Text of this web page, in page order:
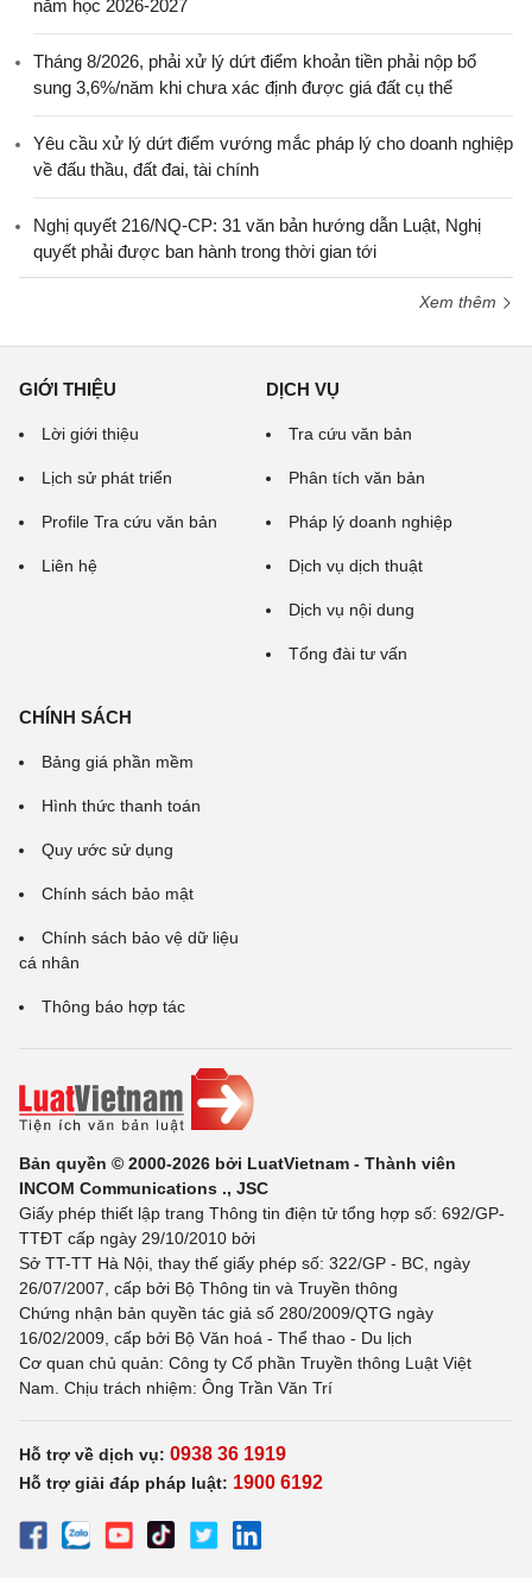
năm học 2026-2027
Tháng 8/2026, phải xử lý dứt điểm khoản tiền phải nộp bổ
sung 3,6%/năm khi chưa xác định được giá đất cụ thể
Yêu cầu xử lý dứt điểm vướng mắc pháp lý cho doanh nghiệp
về đấu thầu, đất đai, tài chính
Nghị quyết 216/NQ-CP: 31 văn bản hướng dẫn Luật, Nghị
quyết phải được ban hành trong thời gian tới
Xem thêm
GIỚI THIỆU
Lời giới thiệu
Lịch sử phát triển
Profile Tra cứu văn bản
Liên hệ
DỊCH VỤ
Tra cứu văn bản
Phân tích văn bản
Pháp lý doanh nghiệp
Dịch vụ dịch thuật
Dịch vụ nội dung
Tổng đài tư vấn
CHÍNH SÁCH
Bảng giá phần mềm
Hình thức thanh toán
Quy ước sử dụng
Chính sách bảo mật
Chính sách bảo vệ dữ liệu
cá nhân
Thông báo hợp tác
Bản quyền © 2000-2026 bởi LuatVietnam - Thành viên
INCOM Communications ., JSC
Giấy phép thiết lập trang Thông tin điện tử tổng hợp số: 692/GP-
TTĐT cấp ngày 29/10/2010 bởi
Sở TT-TT Hà Nội, thay thế giấy phép số: 322/GP - BC, ngày
26/07/2007, cấp bởi Bộ Thông tin và Truyền thông
Chứng nhận bản quyền tác giả số 280/2009/QTG ngày
16/02/2009, cấp bởi Bộ Văn hoá - Thể thao - Du lịch
Cơ quan chủ quản: Công ty Cổ phần Truyền thông Luật Việt
Nam. Chịu trách nhiệm: Ông Trần Văn Trí
Hỗ trợ về dịch vụ: 0938 36 1919
Hỗ trợ giải đáp pháp luật: 1900 6192